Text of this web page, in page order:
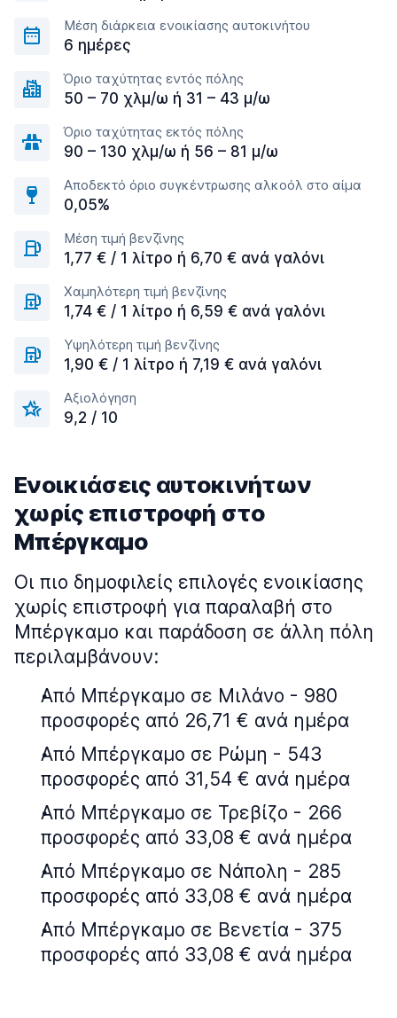
Μέση διάρκεια ενοικίασης αυτοκινήτου
6 ημέρες
Όριο ταχύτητας εντός πόλης
50 – 70 χλμ/ω ή 31 – 43 μ/ω
Όριο ταχύτητας εκτός πόλης
90 – 130 χλμ/ω ή 56 – 81 μ/ω
Αποδεκτό όριο συγκέντρωσης αλκοόλ στο αίμα
0,05%
Μέση τιμή βενζίνης
1,77 € / 1 λίτρο ή 6,70 € ανά γαλόνι
Χαμηλότερη τιμή βενζίνης
1,74 € / 1 λίτρο ή 6,59 € ανά γαλόνι
Υψηλότερη τιμή βενζίνης
1,90 € / 1 λίτρο ή 7,19 € ανά γαλόνι
Αξιολόγηση
9,2 / 10
Ενοικιάσεις αυτοκινήτων
χωρίς επιστροφή στο
Μπέργκαμο
Οι πιο δημοφιλείς επιλογές ενοικίασης
χωρίς επιστροφή για παραλαβή στο
Μπέργκαμο και παράδοση σε άλλη πόλη
περιλαμβάνουν:
Από Μπέργκαμο σε Μιλάνο - 980
προσφορές από 26,71 € ανά ημέρα
Από Μπέργκαμο σε Ρώμη - 543
προσφορές από 31,54 € ανά ημέρα
Από Μπέργκαμο σε Τρεβίζο - 266
προσφορές από 33,08 € ανά ημέρα
Από Μπέργκαμο σε Νάπολη - 285
προσφορές από 33,08 € ανά ημέρα
Από Μπέργκαμο σε Βενετία - 375
προσφορές από 33,08 € ανά ημέρα